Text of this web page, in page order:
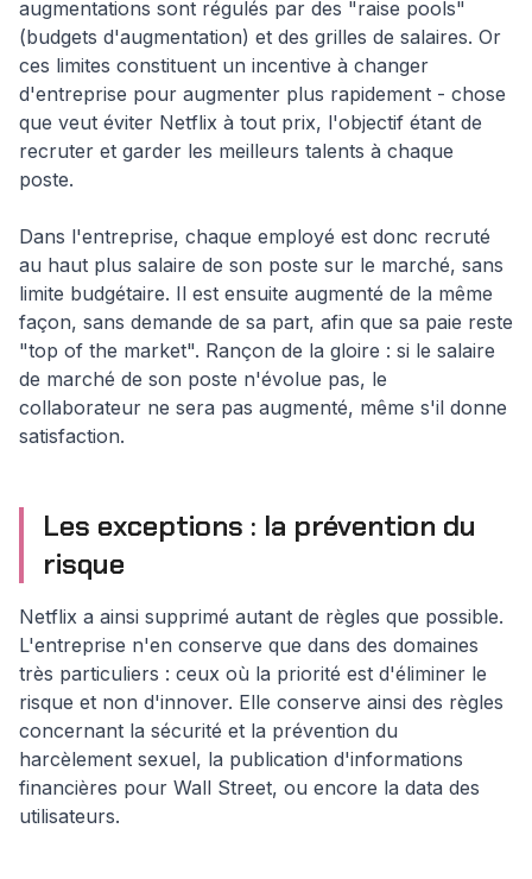
augmentations sont régulés par des "raise pools"
(budgets d'augmentation) et des grilles de salaires. Or
ces limites constituent un incentive à changer
d'entreprise pour augmenter plus rapidement - chose
que veut éviter Netflix à tout prix, l'objectif étant de
recruter et garder les meilleurs talents à chaque
poste.
Dans l'entreprise, chaque employé est donc recruté
au haut plus salaire de son poste sur le marché, sans
limite budgétaire. Il est ensuite augmenté de la même
façon, sans demande de sa part, afin que sa paie reste
"top of the market". Rançon de la gloire : si le salaire
de marché de son poste n'évolue pas, le
collaborateur ne sera pas augmenté, même s'il donne
satisfaction.
Les exceptions : la prévention du
risque
Netflix a ainsi supprimé autant de règles que possible.
L'entreprise n'en conserve que dans des domaines
très particuliers : ceux où la priorité est d'éliminer le
risque et non d'innover. Elle conserve ainsi des règles
concernant la sécurité et la prévention du
harcèlement sexuel, la publication d'informations
financières pour Wall Street, ou encore la data des
utilisateurs.